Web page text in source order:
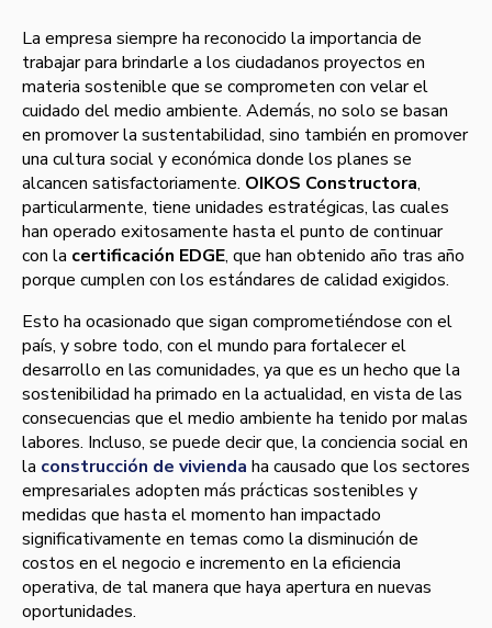
La empresa siempre ha reconocido la importancia de
trabajar para brindarle a los ciudadanos proyectos en
materia sostenible que se comprometen con velar el
cuidado del medio ambiente. Además, no solo se basan
en promover la sustentabilidad, sino también en promover
una cultura social y económica donde los planes se
alcancen satisfactoriamente. OIKOS Constructora,
particularmente, tiene unidades estratégicas, las cuales
han operado exitosamente hasta el punto de continuar
con la certificación EDGE, que han obtenido año tras año
porque cumplen con los estándares de calidad exigidos.
Esto ha ocasionado que sigan comprometiéndose con el
país, y sobre todo, con el mundo para fortalecer el
desarrollo en las comunidades, ya que es un hecho que la
sostenibilidad ha primado en la actualidad, en vista de las
consecuencias que el medio ambiente ha tenido por malas
labores. Incluso, se puede decir que, la conciencia social en
la construcción de vivienda ha causado que los sectores
empresariales adopten más prácticas sostenibles y
medidas que hasta el momento han impactado
significativamente en temas como la disminución de
costos en el negocio e incremento en la eficiencia
operativa, de tal manera que haya apertura en nuevas
oportunidades.